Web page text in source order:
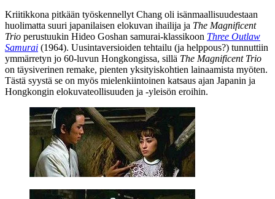
Kriitikkona pitkään työskennellyt Chang oli isänmaallisuudestaan
huolimatta suuri japanilaisen elokuvan ihailija ja The Magnificent
Trio perustuukin Hideo Goshan samurai-klassikoon Three Outlaw
Samurai (1964). Uusintaversioiden tehtailu (ja helppous?) tunnuttiin
ymmärretyn jo 60‑luvun Hongkongissa, sillä The Magnificent Trio
on täysiverinen remake, pienten yksityiskohtien lainaamista myöten.
Tästä syystä se on myös mielenkiintoinen katsaus ajan Japanin ja
Hongkongin elokuvateollisuuden ja ‑yleisön eroihin.